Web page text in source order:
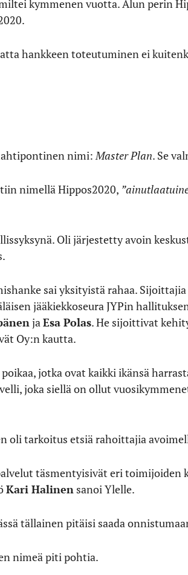
kymmenen vuotta. Alun perin
hankkeen toteutuminen ei
nimi:Master Plan. Se
nimellä Hippos2020,
Oli järjestetty avoin
sai yksityistä rahaa.
jääkiekkoseura JYPin
jaEsa Polas. He sijoittivat
Oy:n kautta.
jotka ovat kaikki ikänsä
joka siellä on ollut
oli tarkoitus etsiä rahoittajia
täsmentyisivät eri toimijoiden
Kari Halinen sanoi Ylelle.
tällainen pitäisi saada
nimeä piti pohtia.